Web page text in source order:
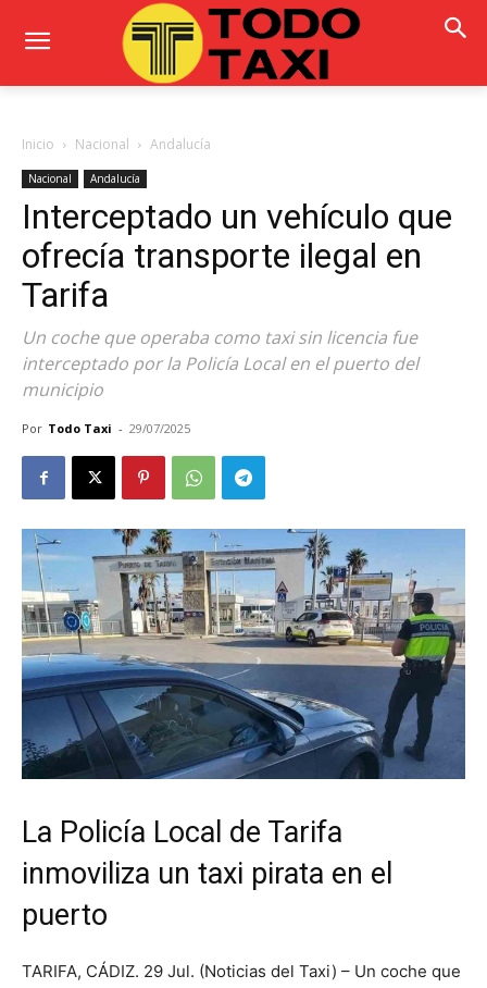
Inicio Nacional Andalucía
Nacional Andalucía
Interceptado un vehículo que
ofrecía transporte ilegal en
Tarifa
Un coche que operaba como taxi sin licencia fue
interceptado por la Policía Local en el puerto del
municipio
Por Todo Taxi - 29/07/2025
La Policía Local de Tarifa
inmoviliza un taxi pirata en el
puerto
TARIFA, CÁDIZ. 29 Jul. (Noticias del Taxi) – Un coche que